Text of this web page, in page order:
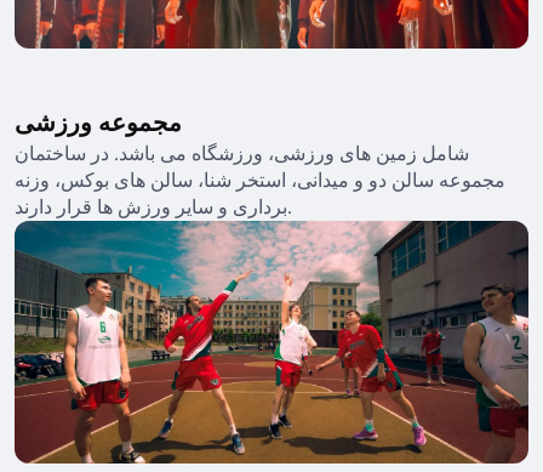
مجموعه ورزشی
شامل زمین های ورزشی، ورزشگاه می باشد. در ساختمان
مجموعه سالن دو و میدانی، استخر شنا، سالن های بوکس، وزنه
برداری و سایر ورزش ها قرار دارند.